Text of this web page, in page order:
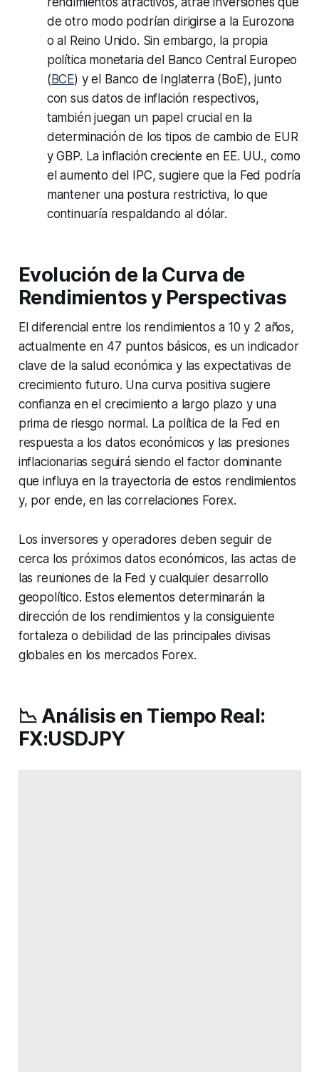
de otro modo podrían dirigirse a la Eurozona
o al Reino Unido. Sin embargo, la propia
política monetaria del Banco Central Europeo
( BCE) y el Banco de Inglaterra (BoE), junto
con sus datos de inflación respectivos,
también juegan un papel crucial en la
determinación de los tipos de cambio de EUR
y GBP. La inflación creciente en EE. UU., como
el aumento del IPC, sugiere que la Fed podría
mantener una postura restrictiva, lo que
continuaría respaldando al dólar.
Evolución de la Curva de
Rendimientos y Perspectivas
El diferencial entre los rendimientos a 10 y 2 años,
actualmente en 47 puntos básicos, es un indicador
clave de la salud económica y las expectativas de
crecimiento futuro. Una curva positiva sugiere
confianza en el crecimiento a largo plazo y una
prima de riesgo normal. La política de la Fed en
respuesta a los datos económicos y las presiones
inflacionarias seguirá siendo el factor dominante
que influya en la trayectoria de estos rendimientos
y, por ende, en las correlaciones Forex.
Los inversores y operadores deben seguir de
cerca los próximos datos económicos, las actas de
las reuniones de la Fed y cualquier desarrollo
geopolítico. Estos elementos determinarán la
dirección de los rendimientos y la consiguiente
fortaleza o debilidad de las principales divisas
globales en los mercados Forex.
📉 Análisis en Tiempo Real:
FX:USDJPY